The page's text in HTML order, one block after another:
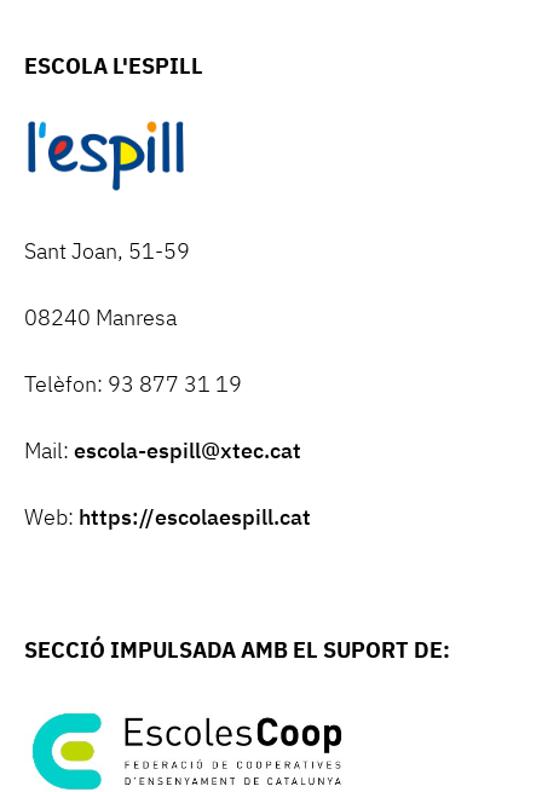
ESCOLA L'ESPILL
Sant Joan, 51-59
08240 Manresa
Telèfon: 93 877 31 19
Mail: escola-espill@xtec.cat
Web: https://escolaespill.cat
SECCIÓ IMPULSADA AMB EL SUPORT DE: